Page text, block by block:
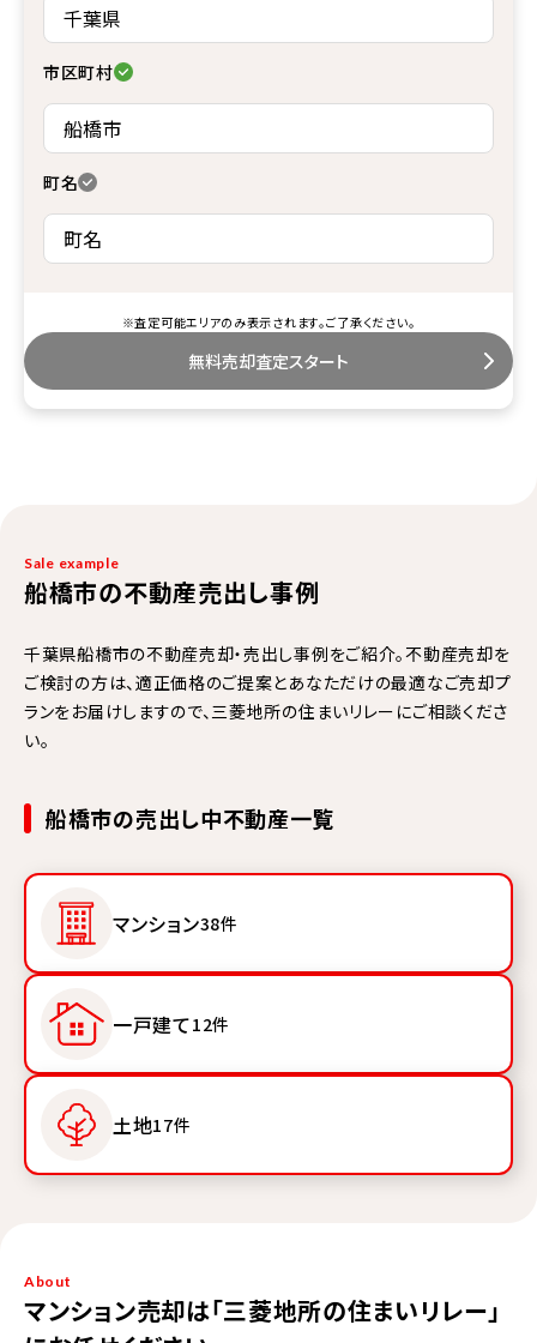
市区町村
町名
※査定可能エリアのみ表示されます。ご了承ください。
無料売却査定スタート
Sale example
船橋市の不動産売出し事例
千葉県船橋市の不動産売却・売出し事例をご紹介。不動産売却を
ご検討の方は、適正価格のご提案とあなただけの最適なご売却プ
ランをお届けしますので、三菱地所の住まいリレーにご相談くださ
い。
船橋市の売出し中不動産一覧
マンション38件
一戸建て12件
土地17件
About
マンション売却は「三菱地所の住まいリレー」